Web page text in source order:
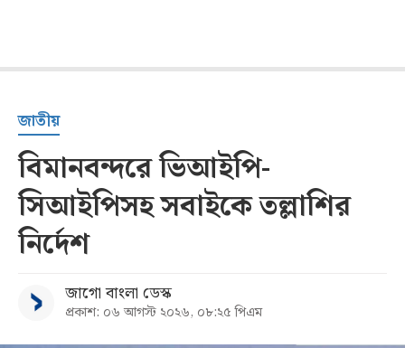
জাতীয়
বিমানবন্দরে ভিআইপি-
সিআইপিসহ সবাইকে তল্লাশির
নির্দেশ
জাগো বাংলা ডেস্ক
প্রকাশ: ০৬ আগস্ট ২০২৬, ০৮:২৫ পিএম